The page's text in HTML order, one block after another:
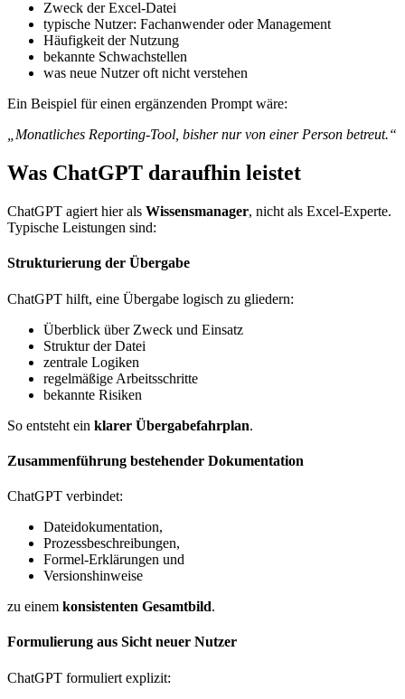
Zweck der Excel-Datei
typische Nutzer: Fachanwender oder Management
Häufigkeit der Nutzung
bekannte Schwachstellen
was neue Nutzer oft nicht verstehen
Ein Beispiel für einen ergänzenden Prompt wäre:
„Monatliches Reporting-Tool, bisher nur von einer Person betreut.“
Was ChatGPT daraufhin leistet
ChatGPT agiert hier als Wissensmanager, nicht als Excel-Experte.
Typische Leistungen sind:
Strukturierung der Übergabe
ChatGPT hilft, eine Übergabe logisch zu gliedern:
Überblick über Zweck und Einsatz
Struktur der Datei
zentrale Logiken
regelmäßige Arbeitsschritte
bekannte Risiken
So entsteht ein klarer Übergabefahrplan.
Zusammenführung bestehender Dokumentation
ChatGPT verbindet:
Dateidokumentation,
Prozessbeschreibungen,
Formel-Erklärungen und
Versionshinweise
zu einem konsistenten Gesamtbild.
Formulierung aus Sicht neuer Nutzer
ChatGPT formuliert explizit: